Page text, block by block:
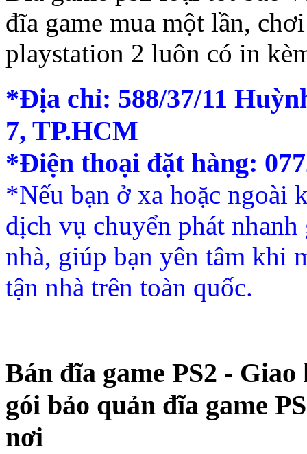
đĩa game mua một lần,
playstation 2 luôn có in
*Địa chỉ: 588/37/11
7, TP.HCM
*Điện thoại đặt hàng:
*Nếu bạn ở xa hoặc ngoài
dịch vụ chuyển phát
nhà, giúp bạn yên tâm khi
tận nhà trên toàn quốc.
Bán đĩa game PS2 -
gói bảo quản đĩa game
nơi